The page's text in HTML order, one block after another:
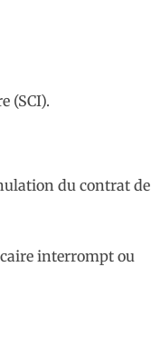
(SCI).
du contrat de
interrompt ou